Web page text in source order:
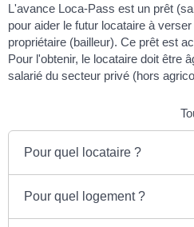
L'avance Loca-Pass est un prêt
pour aider le futur locataire à verser
propriétaire (bailleur). Ce prêt est
Pour l'obtenir, le locataire doit être
salarié du secteur privé (hors
Pour quel locataire ?
Pour quel logement ?